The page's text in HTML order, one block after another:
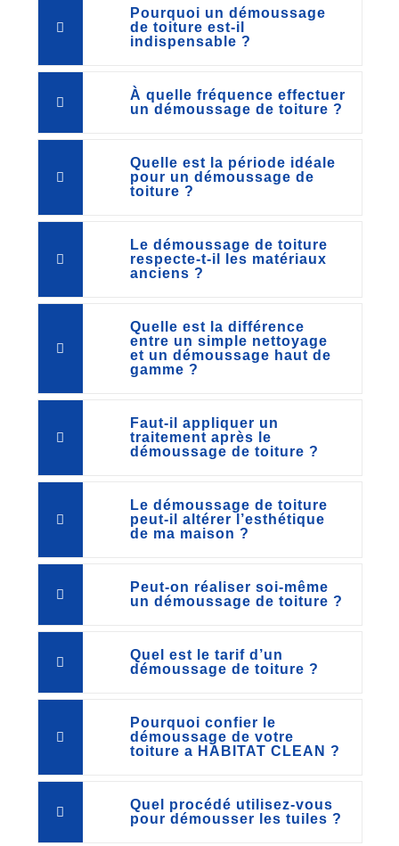
Pourquoi un démoussage
de toiture est-il
indispensable ?
À quelle fréquence effectuer
un démoussage de toiture ?
Quelle est la période idéale
pour un démoussage de
toiture ?
Le démoussage de toiture
respecte-t-il les matériaux
anciens ?
Quelle est la différence
entre un simple nettoyage
et un démoussage haut de
gamme ?
Faut-il appliquer un
traitement après le
démoussage de toiture ?
Le démoussage de toiture
peut-il altérer l’esthétique
de ma maison ?
Peut-on réaliser soi-même
un démoussage de toiture ?
Quel est le tarif d’un
démoussage de toiture ?
Pourquoi confier le
démoussage de votre
toiture a HABITAT CLEAN ?
Quel procédé utilisez-vous
pour démousser les tuiles ?